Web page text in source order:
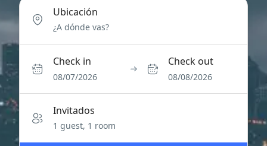
Ubicación
Check in
08/07/2026
Check out
08/08/2026
Invitados
1 guest, 1 room